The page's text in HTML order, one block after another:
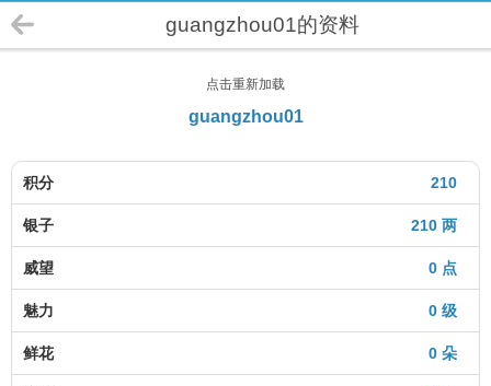
guangzhou01的资料
点击重新加载
guangzhou01
210
积分
210 两
银子
0 点
威望
0 级
魅力
0 朵
鲜花